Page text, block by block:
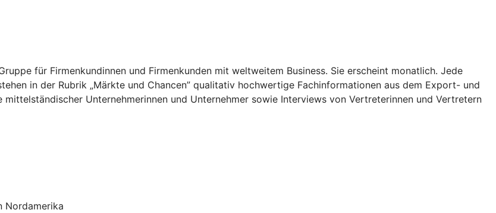
für Firmenkundinnen und Firmenkunden mit weltweitem Business. Sie erscheint monatlich. Jede
in der Rubrik „Märkte und Chancen” qualitativ hochwertige Fachinformationen aus dem Export- und
Unternehmerinnen und Unternehmer sowie Interviews von Vertreterinnen und Vertretern
Nordamerika